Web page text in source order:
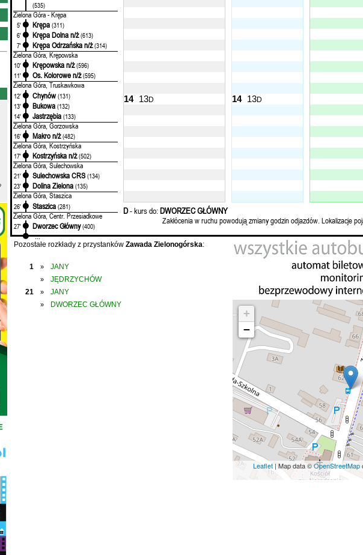
(535)
Zielona Góra - Krępa
5' Krępa (311)
6'
Krępa Dolna n/ż (613)
7'
Krępa Odrzańska n/ż (314)
Zielona Góra, Krępowska
10' Krępowska n/ż (596)
11'
Os. Kolorowe n/ż (595)
Zielona Góra, Truskawkowa
12' Chynów (131)
13'
Bukowa (132)
14'
Jastrzębia (133)
Zielona Góra, Gorzowska
16' Makro n/ż (482)
Zielona Góra, Kostrzyńska
17' Kostrzyńska n/ż (502)
Zielona Góra, Sulechowska
21' Sulechowska CRS (134)
23'
Dolina Zielona (135)
Zielona Góra, Staszica
26' Staszica (281)
Zielona Góra, Centr. Przesiadkowe
27' Dworzec Główny (400)
...
14 13D 14 13D
D- kurs do:DWORZEC GŁÓWNY
Zakłócenia w ruchu powodują zmiany godzin odjazdów. Lokalizacje
Pozostałe rozkłady z przystanków Zawada Zielonogórska:
1 » JANY
»
JĘDRZYCHÓW
21
» JANY
» DWORZEC GŁÓWNY
+
−
Leaflet | Map data ©OpenStreetMap